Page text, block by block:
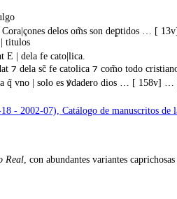
Cora|çones delos om̃s son deꝑtidos … [
titulos
E | dela fe cato|lica.
⁊ dela sc̃ fe catolica ⁊ com̃o todo
q̃ vno | solo es ꝟdadero dios … [ 158v] …
- 2002-07), Catálogo de manuscritos de
Real , con abundantes variantes